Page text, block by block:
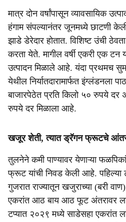
मात्र दोन वर्षांपासून व्यावसायिक
हंगाम संपल्यानंतर जूनमध्ये छाटणी
झाडे डेरेदार होतात. विशिष्ट उंची
करता येते. मागील वर्षी एकरी एक टन
उत्पादन मिळाले आहे. यंदा प्रथमच
येथील निर्यातदारामार्फत इंग्लंडनला
बाजारपेठेत प्रति किलो ५० रुपये दर
रुपये दर मिळाला आहे.
खजूर शेती, त्यात ड्रॅगन फ्रूटचे
तुलनेने कमी पाण्यावर येणाऱ्या
फ्रूट यांची निवड केली आहे. पहिल्या
गुजरात राज्यातून खजुराच्या (बरी
एकरांत आठ बाय आठ फूट अंतरावर
टप्यात २०२९ मध्ये साडेसहा एकरांत